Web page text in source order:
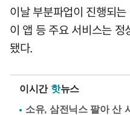
이날 부분파업이 진행되
이 앱 등 주요 서비스는
됐다.
이시간 핫뉴스
소유, 삼전닉스 팔아 산